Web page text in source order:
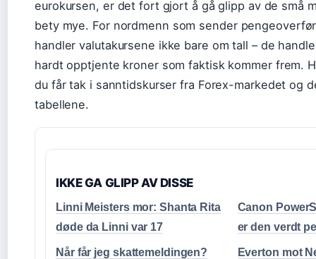
eurokursen, er det fort gjort å gå glipp av de små
bety mye. For nordmenn som sender
handler valutakursene ikke bare om tall – de
hardt opptjente kroner som faktisk kommer frem.
du får tak i sanntidskurser fra Forex-markedet og
tabellene.
IKKE GA GLIPP AV DISSE
Linni Meisters mor: Shanta Rita
døde da Linni var 17
Canon
er den verdt
Når får jeg skattemeldingen?
Everton mot